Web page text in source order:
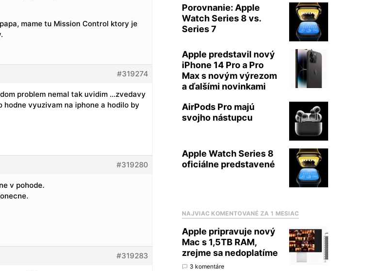
mame tu Mission Control ktory je
#319274
problem nemal tak uvidim …zvedavy
vyuzivam na iphone a hodilo by
#319280
v pohode.
#319283
Porovnanie: Apple
Watch Series 8 vs.
Series 7
Apple predstavil nový
iPhone 14 Pro a Pro
Max s novým výrezom
a ďalšími novinkami
AirPods Pro majú
svojho nástupcu
Apple Watch Series 8
oficiálne predstavené
NAJVIAC KOMENTOVANÉ ZA 1 MESIAC
Apple pripravuje nový
Mac s 1,5TB RAM,
zrejme sa nedoplatíme
3 komentáre